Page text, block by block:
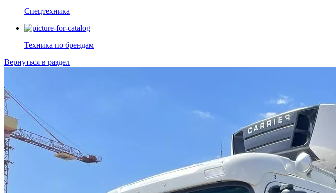
Спецтехника
Техника по брендам
Вернуться в раздел